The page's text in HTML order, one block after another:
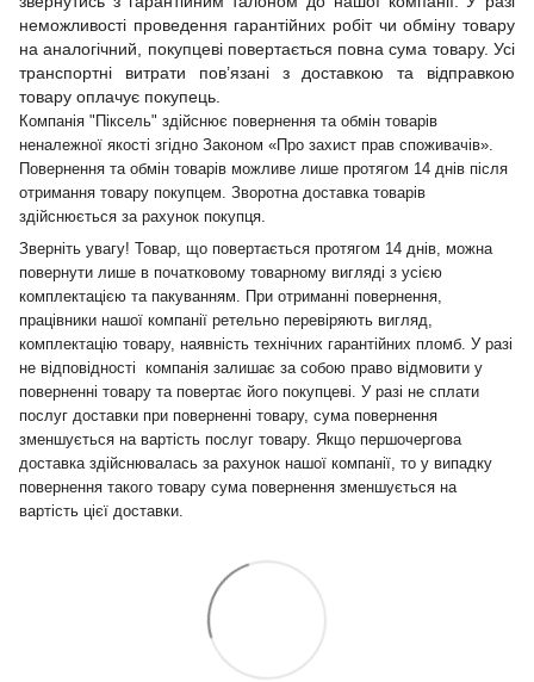
неможливості проведення гарантійних робіт чи обміну товару
на аналогічний, покупцеві повертається повна сума товару. Усі
транспортні витрати пов’язані з доставкою та відправкою
товару оплачує покупець.
Компанія "Піксель" здійснює повернення та обмін товарів
неналежної якості згідно Законом «Про захист прав споживачів».
Повернення та обмін товарів можливе лише протягом 14 днів після
отримання товару покупцем. Зворотна доставка товарів
здійснюється за рахунок покупця.
Зверніть увагу! Товар, що повертається протягом 14 днів, можна
повернути лише в початковому товарному вигляді з усією
комплектацією та пакуванням. При отриманні повернення,
працівники нашої компанії ретельно перевіряють вигляд,
комплектацію товару, наявність технічних гарантійних пломб. У разі
не відповідності компанія залишає за собою право відмовити у
поверненні товару та повертає його покупцеві. У разі не сплати
послуг доставки при поверненні товару, сума повернення
зменшується на вартість послуг товару. Якщо першочергова
доставка здійснювалась за рахунок нашої компанії, то у випадку
повернення такого товару сума повернення зменшується на
вартість цієї доставки.